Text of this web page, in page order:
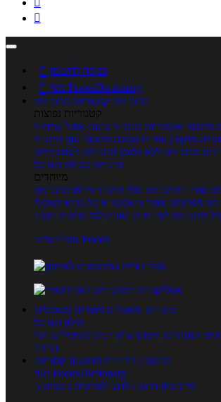


 כניסה לחשבון

מנוי FoodsDictionary
מתכונים קטגוריות מתכונים
קטגוריות נפוצות
מתכוני פשטידות מתכוני עוגות אוכל צמחוני
מוקפץ עוגיות פסטה מתכוני עוף מתכוני
מתכונים ללא גלוטן מתכונים לסוכרתיים
טרנדים בעולם האוכל
מיוחדים
ספר המתכונים שלי מתכוני וידאו מתכונים
לפי מצרכים אוכל דיאטטי אוכל בריא מאכלי
מתכונים לפי חגים ועונות לפי שיטות הכנה
אפליקציית Foods
מוצרים ומאכלים מוצרים ומאכלים
מילון האוכל
תזונתיים חיפוש ע"פ רכיבים מכילים הכי
הרבה
מחשבון קלוריות מחשבון קלוריות
מנוי FoodsDictionary
5 ימי ניסיון חינם - לחצו לפרטים נוספים